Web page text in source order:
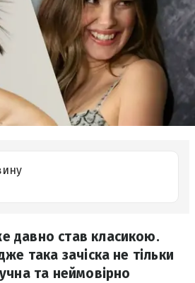
давно став класикою.
така зачіска не тільки
та неймовірно